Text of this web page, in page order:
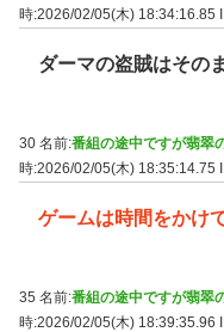
時:2026/02/05(木) 18:34:16.85
ダーマの盗賊はその
30 名前:番組の途中ですが翡翠
時:2026/02/05(木) 18:35:14.75
ゲームは時間をかけ
35 名前:番組の途中ですが翡翠
時:2026/02/05(木) 18:39:35.96